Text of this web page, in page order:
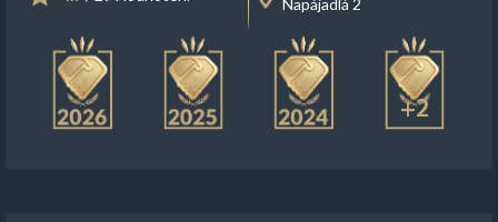
Napájadlá 2
+2